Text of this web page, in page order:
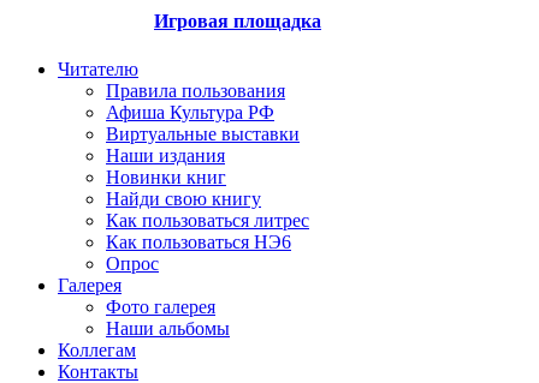
Игровая площадка
Читателю
Правила пользования
Афиша Культура РФ
Виртуальные выставки
Наши издания
Новинки книг
Найди свою книгу
Как пользоваться литрес
Как пользоваться НЭ6
Опрос
Галерея
Фото галерея
Наши альбомы
Коллегам
Контакты